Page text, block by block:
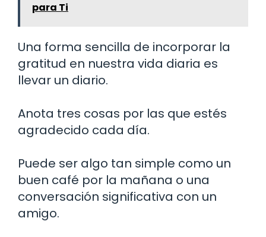
para Ti
Una forma sencilla de incorporar la
gratitud en nuestra vida diaria es
llevar un diario.
Anota tres cosas por las que estés
agradecido cada día.
Puede ser algo tan simple como un
buen café por la mañana o una
conversación significativa con un
amigo.